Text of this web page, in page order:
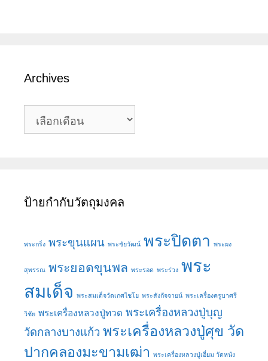
Archives
ป้ายกำกับวัตถุมงคล
พระกริ่ง พระขุนแผน พระชัยวัฒน์ พระปิดตา พระผง
สุพรรณ พระยอดขุนพล พระรอด พระร่วง พระ
สมเด็จ พระสมเด็จวัดเกศไชโย พระสังกัจจายน์ พระเครื่องครูบาศรี
วิชัย พระเครื่องหลวงปู่ทวด พระเครื่องหลวงปู่บุญ
วัดกลางบางแก้ว พระเครื่องหลวงปู่ศุข วัด
ปากคลองมะขามเฒ่า พระเครื่องหลวงปู่เอี่ยม วัดหนัง